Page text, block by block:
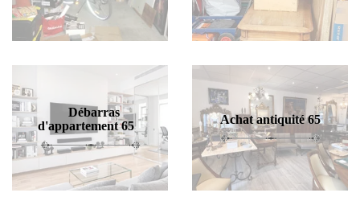
Débarras
d'appartement 65
Achat antiquité 65